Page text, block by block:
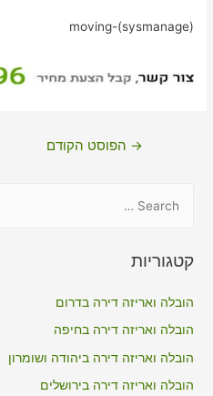
moving-(sysmanage)
ניווט→ הפוסט הקודם
r
o
r
קטגוריות
הובלה ואריזה דירה בדרום
הובלה ואריזה דירה בחיפה
הובלה ואריזה דירה ביהודה ושומרון
הובלה ואריזה דירה בירושלים